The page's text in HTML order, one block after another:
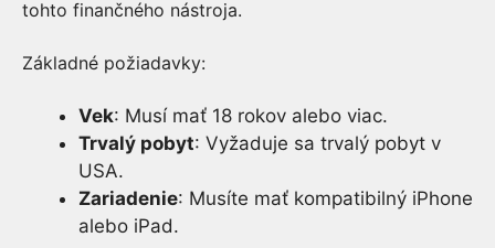
tohto finančného nástroja.
Základné požiadavky:
Vek: Musí mať 18 rokov alebo viac.
Trvalý pobyt: Vyžaduje sa trvalý pobyt v
USA.
Zariadenie: Musíte mať kompatibilný iPhone
alebo iPad.